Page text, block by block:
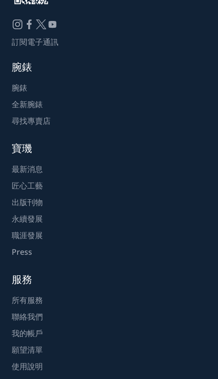
訂閱電子通訊
腕錶
腕錶
全新腕錶
尋找專賣店
寶璣
最新消息
匠心工藝
出版刊物
永續發展
職涯發展
Press
服務
所有服務
聯絡我們
我的帳戶
願望清單
使用說明